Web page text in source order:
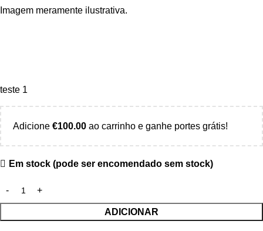
Imagem meramente ilustrativa.
teste 1
Adicione €100.00 ao carrinho e ganhe portes grátis!
Em stock (pode ser encomendado sem stock)
ADICIONAR